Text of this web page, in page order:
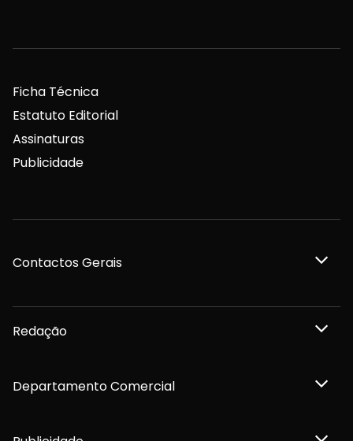
Ficha Técnica
Estatuto Editorial
Assinaturas
Publicidade
Contactos Gerais
Redação
Departamento Comercial